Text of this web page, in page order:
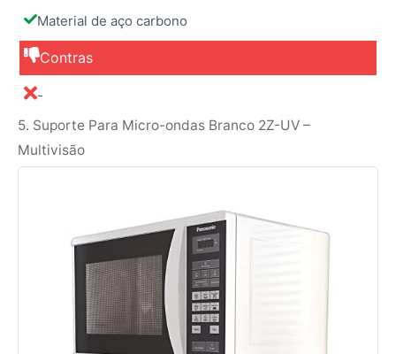
Material de aço carbono
Contras
-
5. Suporte Para Micro-ondas Branco 2Z-UV –
Multivisão